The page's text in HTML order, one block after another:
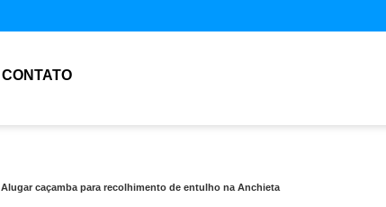
CONTATO
Alugar caçamba para recolhimento de entulho na Anchieta